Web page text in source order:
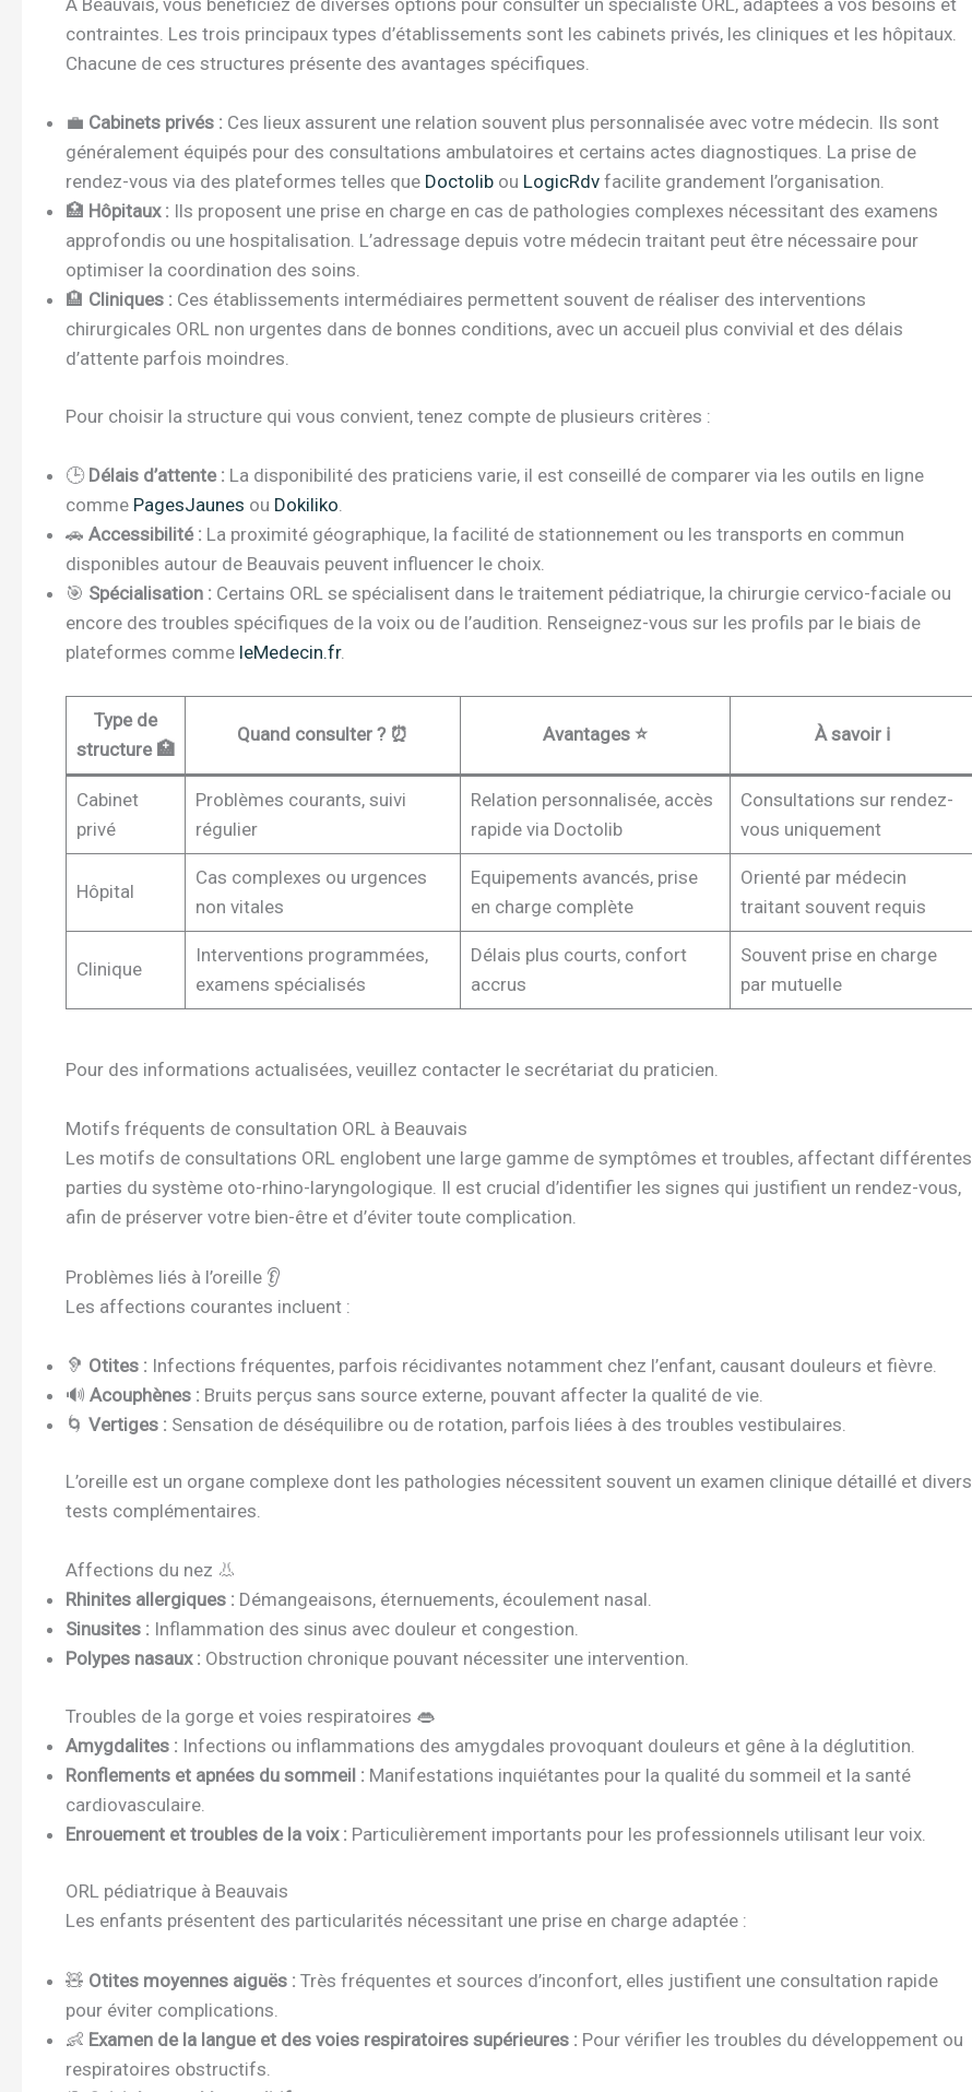
À Beauvais, vous bénéficiez de diverses options pour consulter un spécialiste ORL, adaptées à vos besoins et
contraintes. Les trois principaux types d’établissements sont les cabinets privés, les cliniques et les hôpitaux.
Chacune de ces structures présente des avantages spécifiques.
💼 Cabinets privés : Ces lieux assurent une relation souvent plus personnalisée avec votre médecin. Ils sont
généralement équipés pour des consultations ambulatoires et certains actes diagnostiques. La prise de
rendez-vous via des plateformes telles que Doctolib ou LogicRdv facilite grandement l’organisation.
🏥 Hôpitaux : Ils proposent une prise en charge en cas de pathologies complexes nécessitant des examens
approfondis ou une hospitalisation. L’adressage depuis votre médecin traitant peut être nécessaire pour
optimiser la coordination des soins.
🏨 Cliniques : Ces établissements intermédiaires permettent souvent de réaliser des interventions
chirurgicales ORL non urgentes dans de bonnes conditions, avec un accueil plus convivial et des délais
d’attente parfois moindres.
Pour choisir la structure qui vous convient, tenez compte de plusieurs critères :
🕒 Délais d’attente : La disponibilité des praticiens varie, il est conseillé de comparer via les outils en ligne
comme PagesJaunes ou Dokiliko.
🚗 Accessibilité : La proximité géographique, la facilité de stationnement ou les transports en commun
disponibles autour de Beauvais peuvent influencer le choix.
🎯 Spécialisation : Certains ORL se spécialisent dans le traitement pédiatrique, la chirurgie cervico-faciale ou
encore des troubles spécifiques de la voix ou de l’audition. Renseignez-vous sur les profils par le biais de
plateformes comme leMedecin.fr.
Type de
structure 🏥
Quand consulter ? ⏰ Avantages ⭐ À savoir ℹ️
Cabinet
privé
Problèmes courants, suivi
régulier
Relation personnalisée, accès
rapide via Doctolib
Consultations sur rendez-
vous uniquement
Hôpital
Cas complexes ou urgences
non vitales
Equipements avancés, prise
en charge complète
Orienté par médecin
traitant souvent requis
Clinique
Interventions programmées,
examens spécialisés
Délais plus courts, confort
accrus
Souvent prise en charge
par mutuelle
Pour des informations actualisées, veuillez contacter le secrétariat du praticien.
Motifs fréquents de consultation ORL à Beauvais
Les motifs de consultations ORL englobent une large gamme de symptômes et troubles, affectant différentes
parties du système oto-rhino-laryngologique. Il est crucial d’identifier les signes qui justifient un rendez-vous,
afin de préserver votre bien-être et d’éviter toute complication.
Problèmes liés à l’oreille 👂
Les affections courantes incluent :
🦻 Otites : Infections fréquentes, parfois récidivantes notamment chez l’enfant, causant douleurs et fièvre.
🔊 Acouphènes : Bruits perçus sans source externe, pouvant affecter la qualité de vie.
🌀 Vertiges : Sensation de déséquilibre ou de rotation, parfois liées à des troubles vestibulaires.
L’oreille est un organe complexe dont les pathologies nécessitent souvent un examen clinique détaillé et divers
tests complémentaires.
Affections du nez 👃
Rhinites allergiques : Démangeaisons, éternuements, écoulement nasal.
Sinusites : Inflammation des sinus avec douleur et congestion.
Polypes nasaux : Obstruction chronique pouvant nécessiter une intervention.
Troubles de la gorge et voies respiratoires 👄
Amygdalites : Infections ou inflammations des amygdales provoquant douleurs et gêne à la déglutition.
Ronflements et apnées du sommeil : Manifestations inquiétantes pour la qualité du sommeil et la santé
cardiovasculaire.
Enrouement et troubles de la voix : Particulièrement importants pour les professionnels utilisant leur voix.
ORL pédiatrique à Beauvais
Les enfants présentent des particularités nécessitant une prise en charge adaptée :
🧸 Otites moyennes aiguës : Très fréquentes et sources d’inconfort, elles justifient une consultation rapide
pour éviter complications.
👶 Examen de la langue et des voies respiratoires supérieures : Pour vérifier les troubles du développement ou
respiratoires obstructifs.